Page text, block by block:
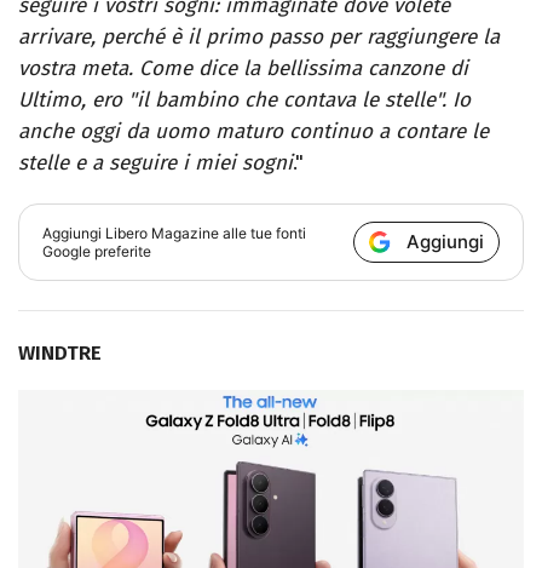
seguire i vostri sogni: immaginate dove volete
arrivare, perché è il primo passo per raggiungere la
vostra meta. Come dice la bellissima canzone di
Ultimo, ero "il bambino che contava le stelle". Io
anche oggi da uomo maturo continuo a contare le
stelle e a seguire i miei sogni."
Aggiungi Libero Magazine alle tue fonti
Google preferite
Aggiungi
WINDTRE